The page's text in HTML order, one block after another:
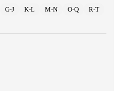
G-J K-L M-N O-Q
R-T